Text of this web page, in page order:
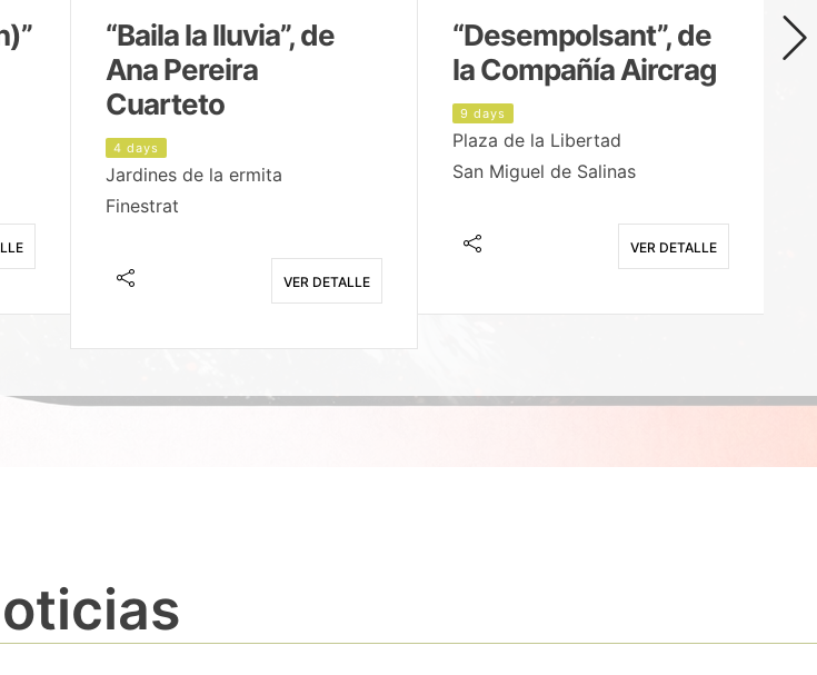
“Baila la lluvia”, de
Ana Pereira
Cuarteto
4 days
Jardines de la ermita
Finestrat
VER DETALLE
“Desempolsant”, de
la Compañía Aircrag
9 days
Plaza de la Libertad
San Miguel de Salinas
VER DETALLE